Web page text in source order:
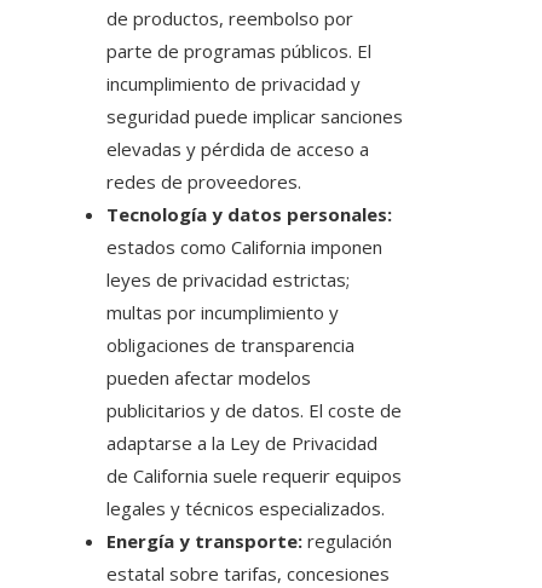
de productos, reembolso por
parte de programas públicos. El
incumplimiento de privacidad y
seguridad puede implicar sanciones
elevadas y pérdida de acceso a
redes de proveedores.
Tecnología y datos personales:
estados como California imponen
leyes de privacidad estrictas;
multas por incumplimiento y
obligaciones de transparencia
pueden afectar modelos
publicitarios y de datos. El coste de
adaptarse a la Ley de Privacidad
de California suele requerir equipos
legales y técnicos especializados.
Energía y transporte: regulación
estatal sobre tarifas, concesiones